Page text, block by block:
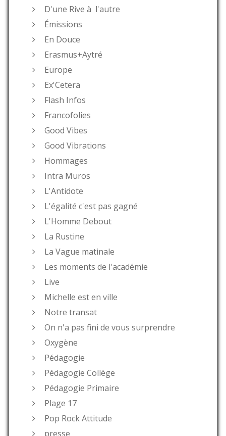
D'une Rive à l'autre
Émissions
En Douce
Erasmus+Aytré
Europe
Ex'Cetera
Flash Infos
Francofolies
Good Vibes
Good Vibrations
Hommages
Intra Muros
L'Antidote
L'égalité c'est pas gagné
L'Homme Debout
La Rustine
La Vague matinale
Les moments de l'académie
Live
Michelle est en ville
Notre transat
On n'a pas fini de vous surprendre
Oxygène
Pédagogie
Pédagogie Collège
Pédagogie Primaire
Plage 17
Pop Rock Attitude
presse